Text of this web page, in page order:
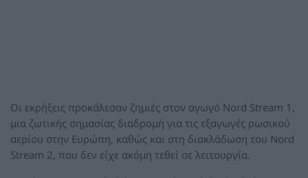
Οι εκρήξεις προκάλεσαν ζημιές στον αγωγό Nord Stream 1,
μια ζωτικής σημασίας διαδρομή για τις εξαγωγές ρωσικού
αερίου στην Ευρώπη, καθώς και στη διακλάδωση του Nord
Stream 2, που δεν είχε ακόμη τεθεί σε λειτουργία.